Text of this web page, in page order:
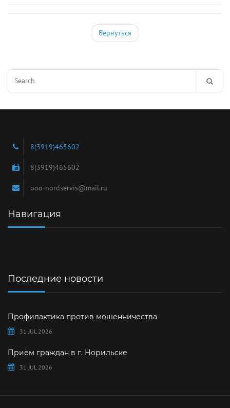
Вернуться
8(3919)465602
8(3919)465602
ooo-nordservis@mail.ru
Навигация
Последние новости
Профилактика против мошенничества
31 JUL 2026
Приём граждан в г. Норильске
31 JUL 2026